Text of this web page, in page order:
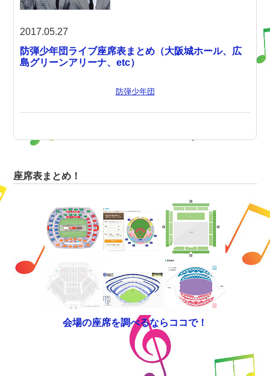
2017.05.27
防弾少年団ライブ座席表まとめ（大阪城ホール、広
島グリーンアリーナ、etc）
防弾少年団
座席表まとめ！
会場の座席を調べるならココで！